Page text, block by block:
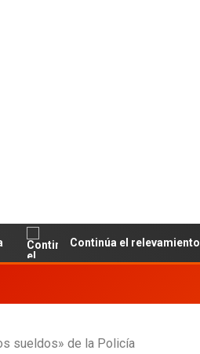
Continúa el relevamiento
sueldos» de la Policía